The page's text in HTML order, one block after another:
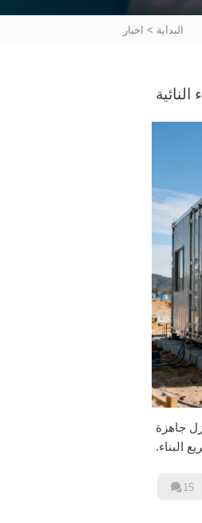
البداية > اخبار
جاهزة
البناء.
 15